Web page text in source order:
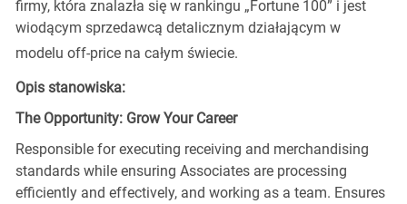
firmy, która znalazła się w rankingu „Fortune 100” i jest
wiodącym sprzedawcą detalicznym działającym w
modelu off-price na całym świecie.
Opis stanowiska:
The Opportunity: Grow Your Career
Responsible for executing receiving and merchandising
standards while ensuring Associates are processing
efficiently and effectively, and working as a team. Ensures